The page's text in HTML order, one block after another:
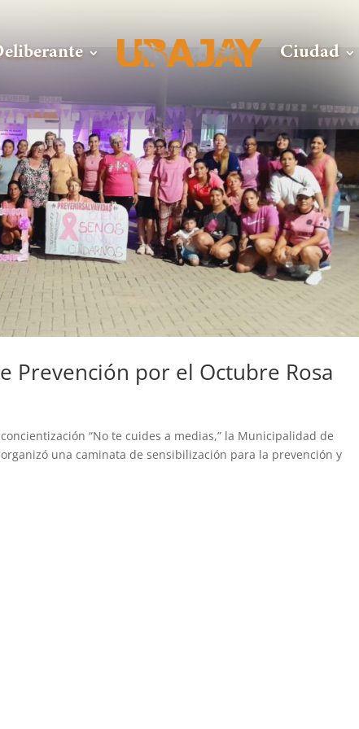
Ciudad
Prevención por el Octubre Rosa
“No te cuides a medias,” la Municipalidad de
una caminata de sensibilización para la prevención y